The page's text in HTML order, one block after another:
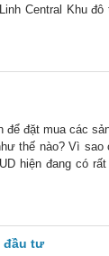
Central Khu đô
đặt mua các
thế nào? Vì sao
hiện đang có
đầu tư